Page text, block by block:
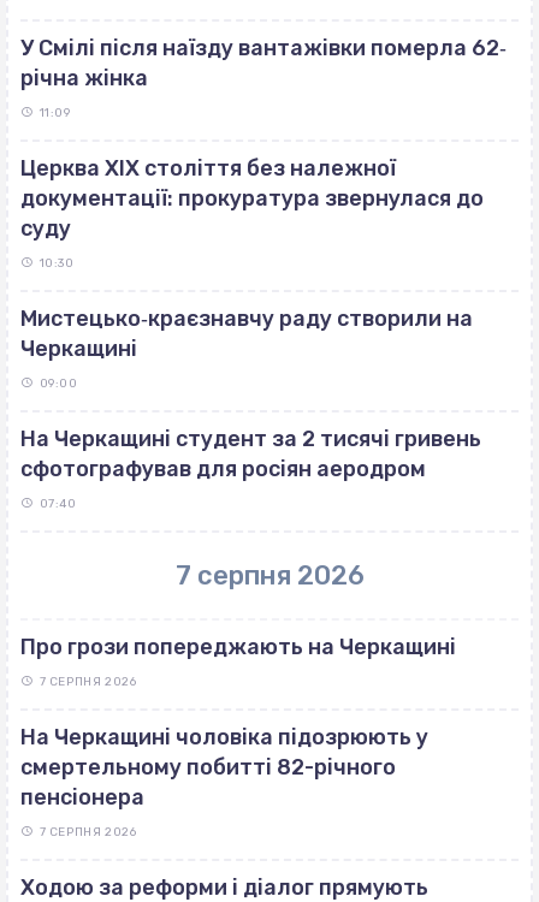
У Смілі після наїзду вантажівки померла 62‐
річна жінка
11:09
Церква ХІХ століття без належної
документації: прокуратура звернулася до
суду
10:30
Мистецько‐краєзнавчу раду створили на
Черкащині
09:00
На Черкащині студент за 2 тисячі гривень
сфотографував для росіян аеродром
07:40
7 серпня 2026
Про грози попереджають на Черкащині
7 СЕРПНЯ 2026
На Черкащині чоловіка підозрюють у
смертельному побитті 82-річного
пенсіонера
7 СЕРПНЯ 2026
Ходою за реформи і діалог прямують